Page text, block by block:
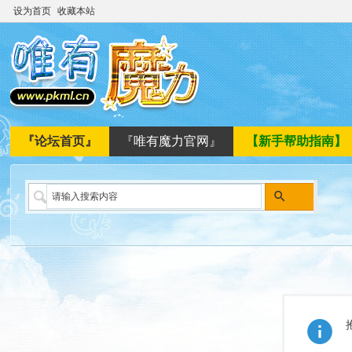
设为首页 收藏本站
『论坛首页』 『唯有魔力官网』 【新手帮助指南】
搜
索